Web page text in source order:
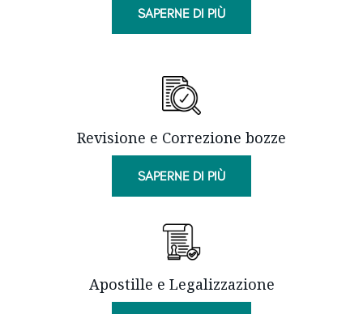
SAPERNE DI PIÙ
Revisione e Correzione bozze
SAPERNE DI PIÙ
Apostille e Legalizzazione